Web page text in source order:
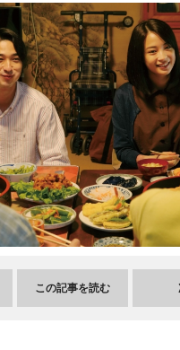
ー 専門家イン
ニュー
スキ
エンタ
この記事を読む